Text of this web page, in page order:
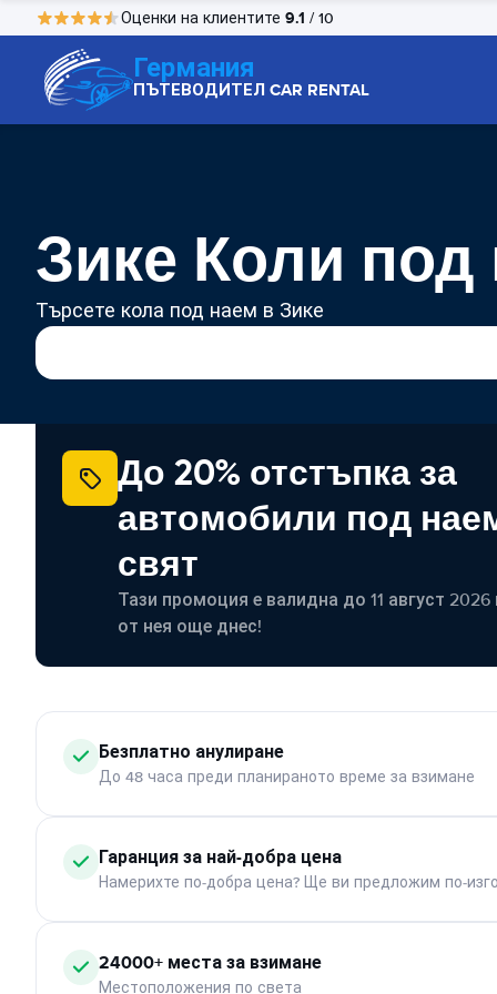
Оценки на клиентите 9.1 / 10
Германия
ПЪТЕВОДИТЕЛ CAR RENTAL
Зике Коли под
Търсете кола под наем в Зике
До 20% отстъпка за
автомобили под
свят
Тази промоция е валидна до 11 август 2026
от нея още днес!
Безплатно анулиране
До 48 часа преди планираното време за взимане
Гаранция за най-добра цена
Намерихте по-добра цена? Ще ви предложим по-
24000+ места за взимане
Местоположения по света